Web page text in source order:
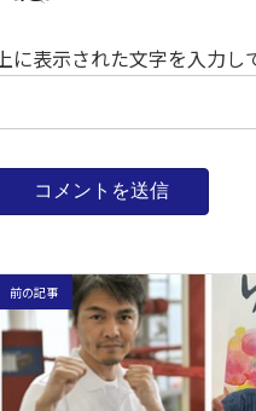
上に表示された文字を入力し
前の記事